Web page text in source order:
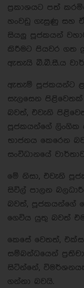
ප්‍රකාශයට පත්
හංවඩු ගැසුණු සහ
සියලු පූජකයන්
කිරීමට පියවර ගත
ඇතැයි බී.බී.සී.ය
ඇතැම් පූජකයන්ට
සැලසෙන
බවත්, එවැනි
පූජකයන්ගේ ලිංගික
භාජනය කෙරෙන
සංවිධානයේ
මේ නිසා, එවැනි
සිවිල් පාලන
බවත්, පූජකයන්ගේ
ගෙවිය යුතු බවත් එම
කෙසේ වෙතත්,
සම්බන්ධයෙන්
සිටින්නේ,
ගන්නා බවයි.